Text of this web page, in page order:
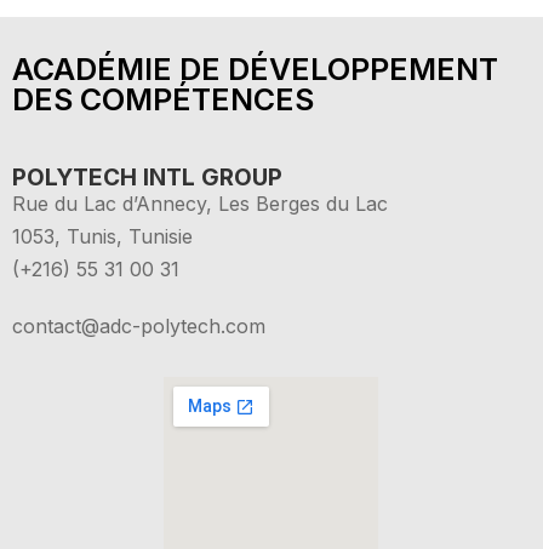
ACADÉMIE DE DÉVELOPPEMENT
DES COMPÉTENCES
POLYTECH INTL GROUP
Rue du Lac d’Annecy, Les Berges du Lac
1053, Tunis, Tunisie
(+216) 55 31 00 31
contact@adc-polytech.com